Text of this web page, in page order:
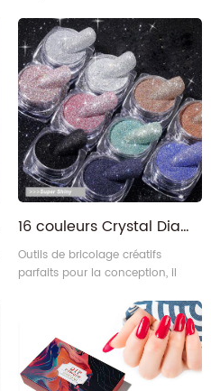
mélangées et de la taille des
paillettes, ce qui rend les
possibilités de beauté infinies,
vous faisant attirer l'attention à
chaque occasion.
16 couleurs Crystal Diamond dust Nail Art Decoration Glitter Powder
Outils de bricolage créatifs
parfaits pour la conception, il
avec 2 couleurs pour un effet
progressif. Amusez-vous avec un
joli effet de style.